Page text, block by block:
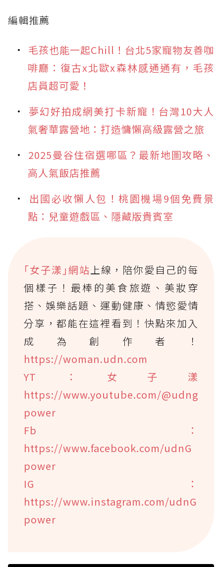
編輯推薦
毛孩也能一起Chill！台北5家寵物友善咖
啡廳：復古x北歐x森林感通通有，毛孩
店員超可愛！
夢幻好拍成網美打卡新寵！台灣10大人
氣奢華露營地：打造慵懶高級露營之旅
2025曼谷住宿選哪區？最新地圖攻略、
高人氣飯店推薦
出國必收懶人包！桃園機場9個免費景
點：兒童遊戲區、隱藏版貴賓室
｢女子漾｣網站上線，陪你愛自己的每
個樣子！最棒的美食旅遊、美妝穿
搭、娛樂話題、運動健康、情慾愛情
分享，都能在這裡看到！快點來加入
成為創作者！
https://woman.udn.com
YT：女子漾
https://www.youtube.com/@udng
power
Fb：
https://www.facebook.com/udnG
power
IG：
https://www.instagram.com/udnG
power